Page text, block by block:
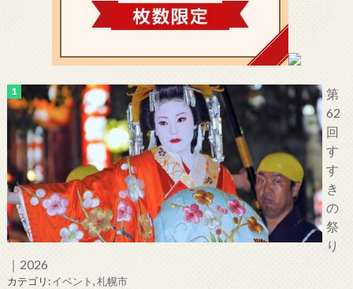
第
62
回
す
す
き
の
祭
り
｜2026
カテゴリ:イベント,札幌市